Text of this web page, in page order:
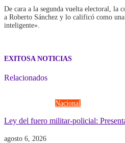
De cara a la segunda vuelta electoral, la
a Roberto Sánchez y lo calificó como
inteligente».
EXITOSA NOTICIAS
Relacionados
Nacional
Ley del fuero militar-policial:
agosto 6, 2026